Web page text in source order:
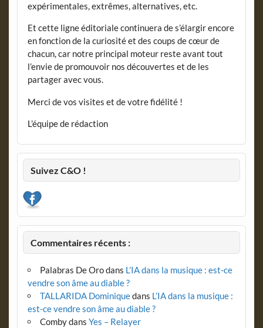
expérimentales, extrêmes, alternatives, etc.
Et cette ligne éditoriale continuera de s’élargir encore
en fonction de la curiosité et des coups de cœur de
chacun, car notre principal moteur reste avant tout
l’envie de promouvoir nos découvertes et de les
partager avec vous.
Merci de vos visites et de votre fidélité !
L’équipe de rédaction
Suivez C&O !
Commentaires récents :
Palabras De Orodans L’IA dans la musique : est-ce
vendre son âme au diable ?
TALLARIDA Dominiquedans L’IA dans la musique :
est-ce vendre son âme au diable ?
Combydans Yes – Relayer